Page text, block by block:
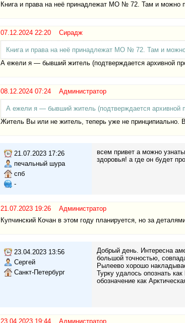
Книга и права на неё принадлежат МО № 72. Там и можно
07.12.2024 22:20 Сирадж
Книга и права на неё принадлежат МО № 72. Там и
А ежели я — бывший житель (подтверждается архивной
08.12.2024 07:24 Администратор
А ежели я — бывший житель (подтверждается архивной
Житель Вы или не житель, теперь уже не принципиально.
21.07.2023 17:26
печальный шура
спб
-
всем привет а можно
здоровья! а где он будет
21.07.2023 19:26 Администратор
Купчинский Кочан в этом году планируется, но за
23.04.2023 13:56
Сергей
Санкт-Петербург
Добрый день. Интересна
большой точностью,
Рылеево хорошо
Турку удалось опознать
обозначение как
23.04.2023 19:44 Администратор